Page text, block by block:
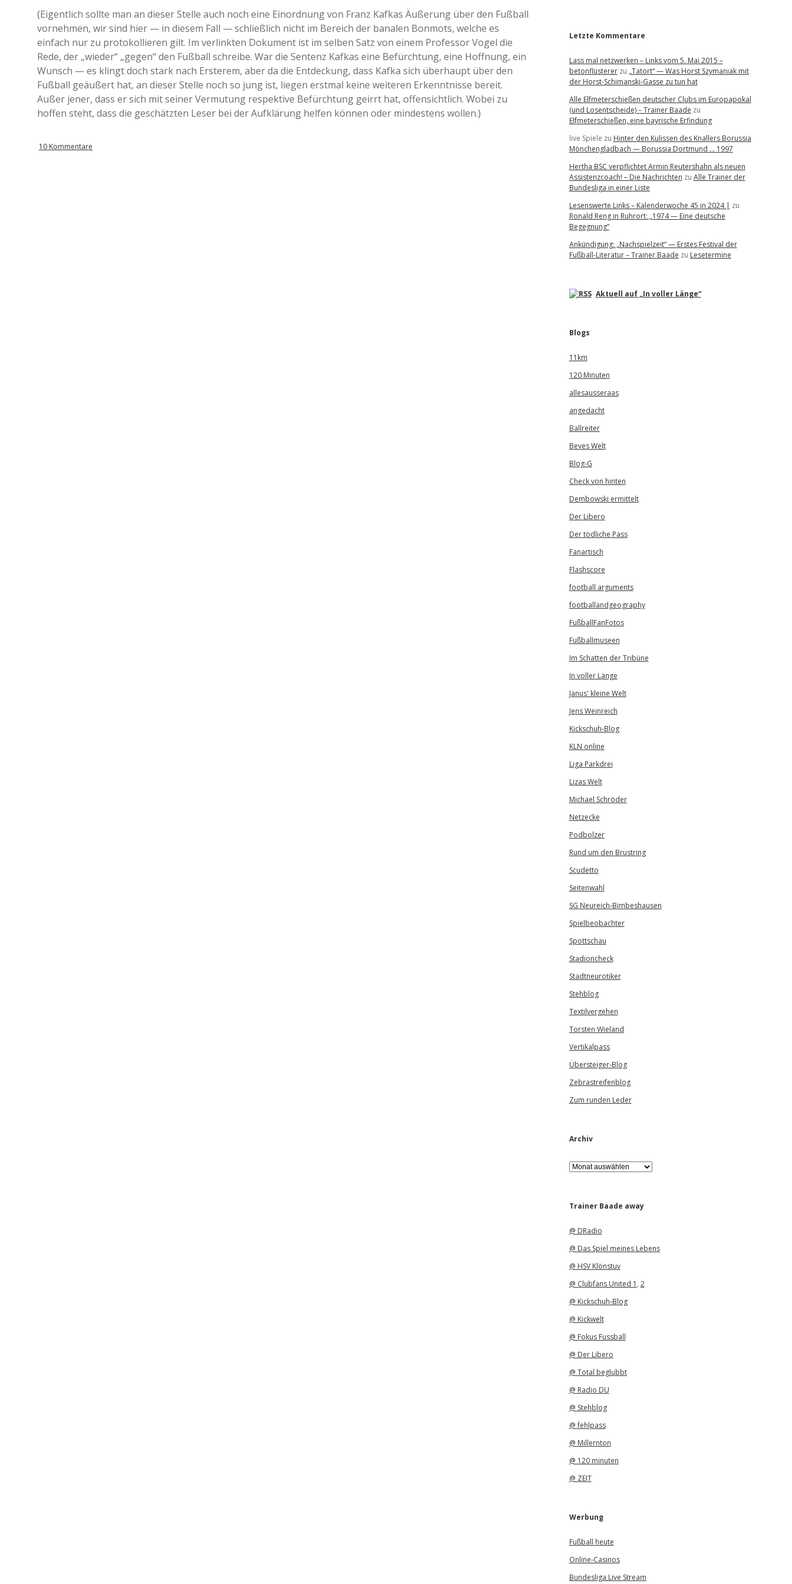
a
a
d
(Eigentlich sollte man an dieser Stelle auch noch eine Einordnung von Franz Kafkas Äußerung über den Fußball
vornehmen, wir sind hier — in diesem Fall — schließlich nicht im Bereich der banalen Bonmots, welche es
einfach nur zu protokollieren gilt. Im verlinkten Dokument ist im selben Satz von einem Professor Vogel die
Rede, der „wieder“ „gegen“ den Fußball schreibe. War die Sentenz Kafkas eine Befürchtung, eine Hoffnung, ein
Wunsch — es klingt doch stark nach Ersterem, aber da die Entdeckung, dass Kafka sich überhaupt über den
Fußball geäußert hat, an dieser Stelle noch so jung ist, liegen erstmal keine weiteren Erkenntnisse bereit.
Außer jener, dass er sich mit seiner Vermutung respektive Befürchtung geirrt hat, offensichtlich. Wobei zu
hoffen steht, dass die geschätzten Leser bei der Aufklärung helfen können oder mindestens wollen.)
10 Kommentare
Letzte Kommentare
Lass mal netzwerken – Links vom 5. Mai 2015 –
betonflüstererzu „Tatort“ — Was Horst Szymaniak mit
der Horst-Schimanski-Gasse zu tun hat
Alle Elfmeterschießen deutscher Clubs im Europapokal
(und Losentscheide) – Trainer Baade zu
Elfmeterschießen, eine bayrische Erfindung
live Spiele zu Hinter den Kulissen des Knallers Borussia
Mönchengladbach — Borussia Dortmund … 1997
Hertha BSC verpflichtet Armin Reutershahn als neuen
Assistenzcoach! – Die Nachrichten zu Alle Trainer der
Bundesliga in einer Liste
Lesenswerte Links – Kalenderwoche 45 in 2024 | zu
Ronald Reng in Ruhrort: „1974 — Eine deutsche
Begegnung“
Ankündigung: „Nachspielzeit“ — Erstes Festival der
Fußball-Literatur – Trainer Baade zu Lesetermine
Aktuell auf „In voller Länge“
Blogs
11km
120 Minuten
allesausseraas
angedacht
Ballreiter
Beves Welt
Blog-G
Check von hinten
Dembowski ermittelt
Der Libero
Der tödliche Pass
Fanartisch
Flashscore
football arguments
footballandgeography
FußballFanFotos
Fußballmuseen
Im Schatten der Tribüne
In voller Länge
Janus' kleine Welt
Jens Weinreich
Kickschuh-Blog
KLN online
Liga Parkdrei
Lizas Welt
Michael Schröder
Netzecke
Podbolzer
Rund um den Brustring
Scudetto
Seitenwahl
SG Neureich-Bimbeshausen
Spielbeobachter
Spottschau
Stadioncheck
Stadtneurotiker
Stehblog
Textilvergehen
Torsten Wieland
Vertikalpass
Übersteiger-Blog
Zebrastreifenblog
Zum runden Leder
Archiv
A
r
iTrainer Baade away
@ DRadio
@ Das Spiel meines Lebens
@ HSV Klönstuv
@ Clubfans United 1 , 2
@ Kickschuh-Blog
@ Kickwelt
@ Fokus Fussball
@ Der Libero
@ Total beglubbt
@ Radio DU
@ Stehblog
@ fehlpass
@ Millernton
@ 120 minuten
@ ZEIT
Werbung
Fußball heute
Online-Casinos
Bundesliga Live Stream